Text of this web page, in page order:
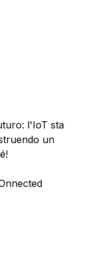
l'IoT sta
un